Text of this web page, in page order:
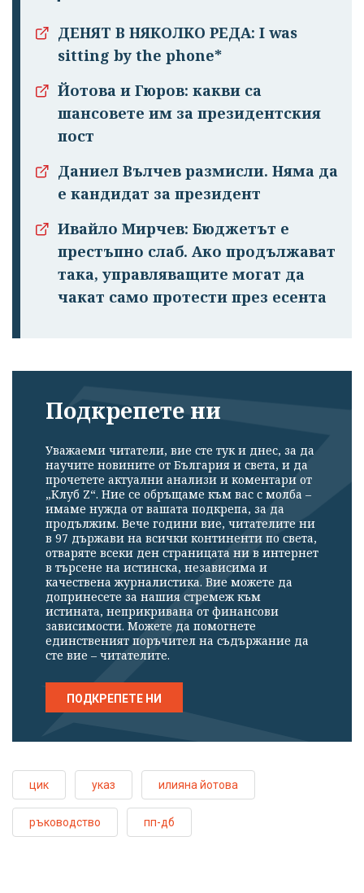
Успешно
излязохте от
профила си!
ДЕНЯТ В НЯКОЛКО РЕДА: I was
sitting by the phone*
Йотова и Гюров: какви са
шансовете им за президентския
пост
Даниел Вълчев размисли. Няма да
е кандидат за президент
Ивайло Мирчев: Бюджетът е
престъпно слаб. Ако продължават
така, управляващите могат да
чакат само протести през есента
Подкрепете ни
Уважаеми читатели, вие сте тук и днес, за да
научите новините от България и света, и да
прочетете актуални анализи и коментари от
„Клуб Z“. Ние се обръщаме към вас с молба –
имаме нужда от вашата подкрепа, за да
продължим. Вече години вие, читателите ни
в 97 държави на всички континенти по света,
отваряте всеки ден страницата ни в интернет
в търсене на истинска, независима и
качествена журналистика. Вие можете да
допринесете за нашия стремеж към
истината, неприкривана от финансови
зависимости. Можете да помогнете
единственият поръчител на съдържание да
сте вие – читателите.
ПОДКРЕПЕТЕ НИ
цик указ илияна йотова
ръководство пп-дб